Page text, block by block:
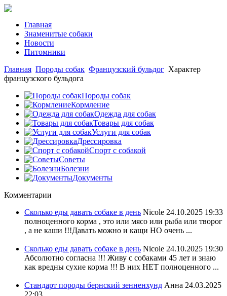
Главная
Знаменитые собаки
Новости
Питомники
Главная Породы собак Французский бульдог Характер
французского бульдога
Породы собак
Кормление
Одежда для собак
Товары для собак
Услуги для собак
Дрессировка
Спорт с собакой
Советы
Болезни
Документы
Комментарии
Сколько еды давать собаке в день Nicole 24.10.2025 19:33
полноценного корма , это или мясо или рыба или творог
, а не каши !!!Давать можно и кащи НО очень ...
Сколько еды давать собаке в день Nicole 24.10.2025 19:30
Абсолютно согласна !!! Живу с собаками 45 лет и знаю
как вредны сухие корма !!! В них НЕТ полноценного ...
Стандарт породы бернский зенненхунд Анна 24.03.2025
22:03